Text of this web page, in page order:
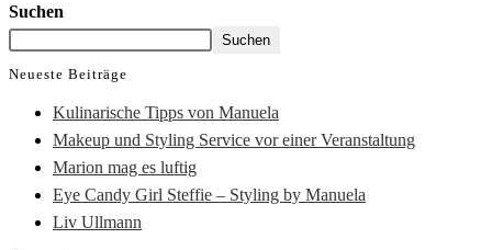
Suchen
Suchen
Neueste Beiträge
Kulinarische Tipps von Manuela
Makeup und Styling Service vor einer Veranstaltung
Marion mag es luftig
Eye Candy Girl Steffie – Styling by Manuela
Liv Ullmann